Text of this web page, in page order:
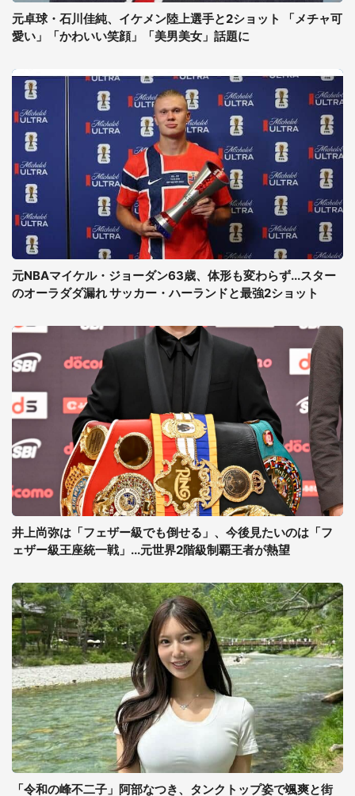
元卓球・石川佳純、イケメン陸上選手と2ショット 「メチャ可
愛い」「かわいい笑顔」「美男美女」話題に
元NBAマイケル・ジョーダン63歳、体形も変わらず...スター
のオーラダダ漏れ サッカー・ハーランドと最強2ショット
井上尚弥は「フェザー級でも倒せる」、今後見たいのは「フ
ェザー級王座統一戦」...元世界2階級制覇王者が熱望
「令和の峰不二子」阿部なつき、タンクトップ姿で颯爽と街